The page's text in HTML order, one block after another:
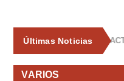
Últimas Noticias
VARIOS